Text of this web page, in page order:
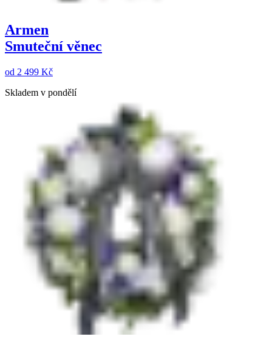
Armen
Smuteční věnec
od 2 499 Kč
Skladem v pondělí